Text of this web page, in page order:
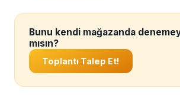
Bunu kendi mağazanda
mısın?
Toplantı Talep Et!